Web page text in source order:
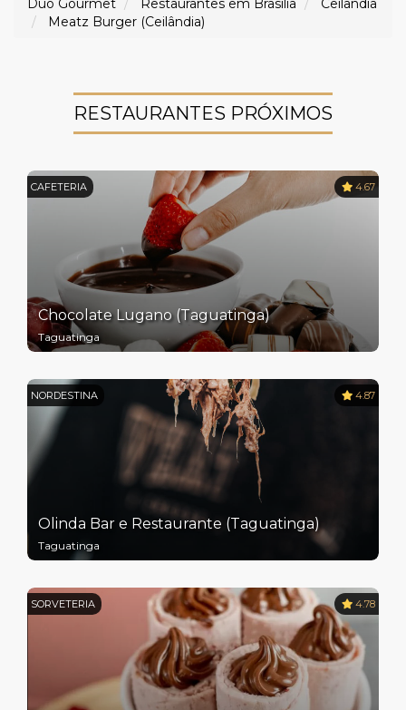
Duo Gourmet Restaurantes em Brasília
Ceilândia
Meatz Burger (Ceilândia)
RESTAURANTES PRÓXIMOS
CAFETERIA 4.67
Chocolate Lugano (Taguatinga)
Taguatinga
NORDESTINA 4.87
Olinda Bar e Restaurante (Taguatinga)
Taguatinga
SORVETERIA 4.78